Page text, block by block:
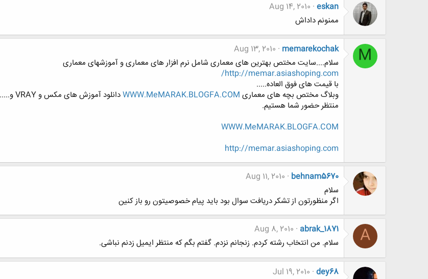
eskan
Aug 14, 2010
ممنونم داداش
M
memarekochak
Aug 13, 2010
سلام....سایت مختص بهترین های معماری شامل نرم افزار های معماری و آموزشهای معماری
http://memar.asiashoping.com/
با قیمت های فوق العاده.....
وبلاگ مختص بچه های معماری WWW.MeMARAK.BLOGFA.COMدانلود آموزش های مکس و VRAY و...... افتتاح شد.
منتظر حضور شما هستیم.
WWW.MeMARAK.BLOGFA.COM
http://memar.asiashoping.com
behnam5670
Aug 11, 2010
سلام
اگر منظورتون از تشکر دریافت سوال بود باید پیام خصوصیتون رو باز کنین
A
abrak_1871
Aug 8, 2010
سلام. من انتخاب رشته کردم. زنجانم نزدم. گفتم بگم که منتظر ایمیل زدنم نباشی.
dey68
Jul 19, 2010